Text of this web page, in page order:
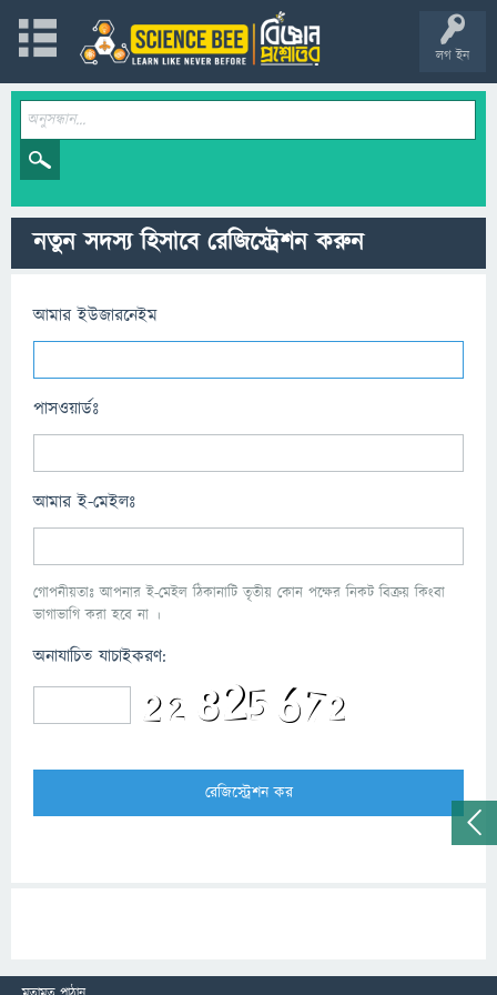
লগ ইন
নতুন সদস্য হিসাবে রেজিস্ট্রেশন করুন
আমার ইউজারনেইম
পাসওয়ার্ডঃ
আমার ই-মেইলঃ
গোপনীয়তাঃ আপনার ই-মেইল ঠিকানাটি তৃতীয় কোন পক্ষের নিকট বিক্রয় কিংবা
ভাগাভাগি করা হবে না ।
অনাযাচিত যাচাইকরণ: